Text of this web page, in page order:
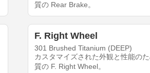
質の Rear Brake。
F. Right Wheel
301 Brushed Titanium (DEEP)
カスタマイズされた外観と性能の
質の F. Right Wheel。